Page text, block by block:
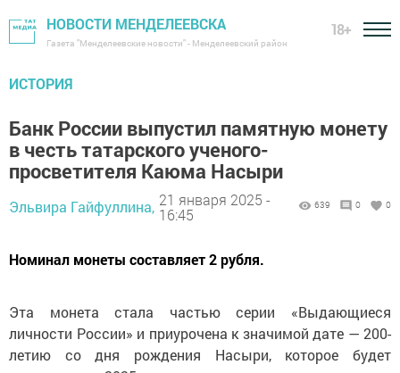
НОВОСТИ МЕНДЕЛЕЕВСКА
Газета "Менделеевские новости" - Менделеевский район
18+
ИСТОРИЯ
Банк России выпустил памятную монету
в честь татарского ученого-
просветителя Каюма Насыри
Эльвира Гайфуллина, 21 января 2025 -
16:45
639 0 0
Номинал монеты составляет 2 рубля.
Эта монета стала частью серии «Выдающиеся
личности России» и приурочена к значимой дате — 200-
летию со дня рождения Насыри, которое будет